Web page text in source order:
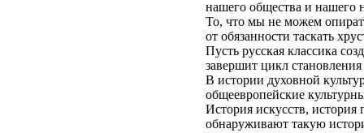
нашего общества и нашего
То, что мы не можем
от обязанности таскать
Пусть русская классика
завершит цикл
В истории духовной
общеевропейские
История искусств,
обнаруживают такую